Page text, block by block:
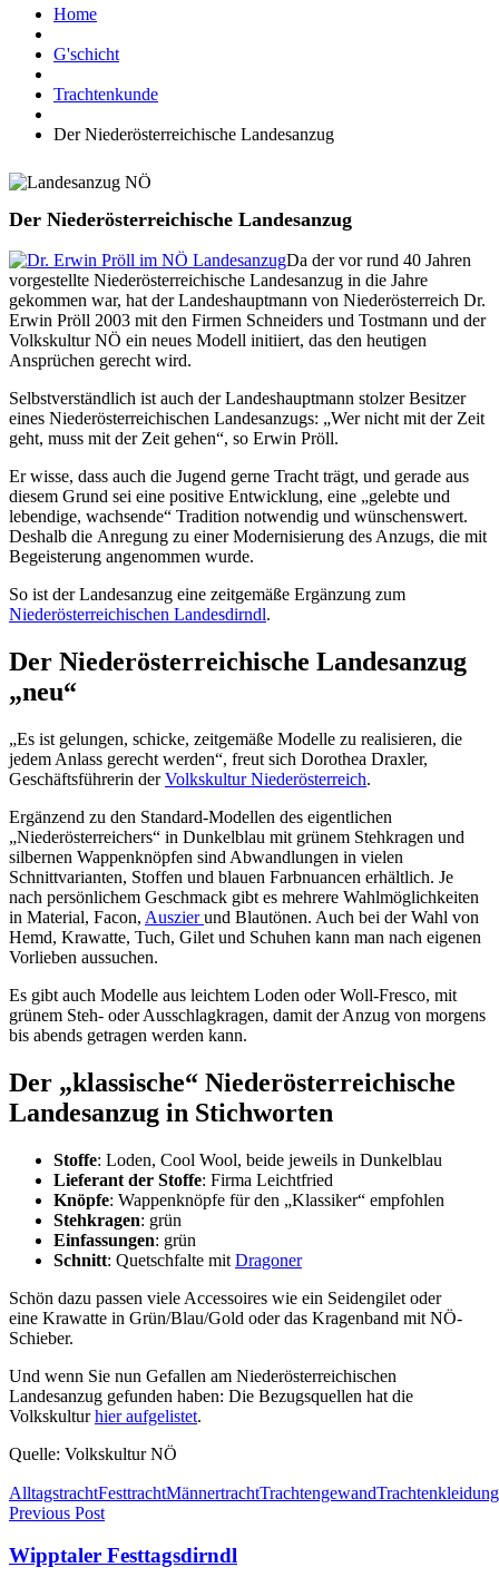
Home
G'schicht
Trachtenkunde
Der Niederösterreichische Landesanzug
Der Niederösterreichische Landesanzug
Da der vor rund 40 Jahren
vorgestellte Niederösterreichische Landesanzug in die Jahre
gekommen war, hat der Landeshauptmann von Niederösterreich Dr.
Erwin Pröll 2003 mit den Firmen Schneiders und Tostmann und der
Volkskultur NÖ ein neues Modell initiiert, das den heutigen
Ansprüchen gerecht wird.
Selbstverständlich ist auch der Landeshauptmann stolzer Besitzer
eines Niederösterreichischen Landesanzugs: „Wer nicht mit der Zeit
geht, muss mit der Zeit gehen“, so Erwin Pröll.
Er wisse, dass auch die Jugend gerne Tracht trägt, und gerade aus
diesem Grund sei eine positive Entwicklung, eine „gelebte und
lebendige, wachsende“ Tradition notwendig und wünschenswert.
Deshalb die Anregung zu einer Modernisierung des Anzugs, die mit
Begeisterung angenommen wurde.
So ist der Landesanzug eine zeitgemäße Ergänzung zum
Niederösterreichischen Landesdirndl.
Der Niederösterreichische Landesanzug
„neu“
„Es ist gelungen, schicke, zeitgemäße Modelle zu realisieren, die
jedem Anlass gerecht werden“, freut sich Dorothea Draxler,
Geschäftsführerin derVolkskultur Niederösterreich.
Ergänzend zu den Standard-Modellen des eigentlichen
„Niederösterreichers“ in Dunkelblau mit grünem Stehkragen und
silbernen Wappenknöpfen sind Abwandlungen in vielen
Schnittvarianten, Stoffen und blauen Farbnuancen erhältlich. Je
nach persönlichem Geschmack gibt es mehrere Wahlmöglichkeiten
in Material, Facon, Auszierund Blautönen. Auch bei der Wahl von
Hemd, Krawatte, Tuch, Gilet und Schuhen kann man nach eigenen
Vorlieben aussuchen.
Es gibt auch Modelle aus leichtem Loden oder Woll-Fresco, mit
grünem Steh- oder Ausschlagkragen, damit der Anzug von morgens
bis abends getragen werden kann.
Der „klassische“ Niederösterreichische
Landesanzug in Stichworten
Stoffe: Loden, Cool Wool, beide jeweils in Dunkelblau
Lieferant der Stoffe: Firma Leichtfried
Knöpfe: Wappenknöpfe für den „Klassiker“ empfohlen
Stehkragen: grün
Einfassungen: grün
Schnitt: Quetschfalte mit Dragoner
Schön dazu passen viele Accessoires wie ein Seidengilet oder
eine Krawatte in Grün/Blau/Gold oder das Kragenband mit NÖ-
Schieber.
Und wenn Sie nun Gefallen am Niederösterreichischen
Landesanzug gefunden haben: Die Bezugsquellen hat die
Volkskulturhier aufgelistet.
Quelle: Volkskultur NÖ
AlltagstrachtFesttrachtMännertrachtTrachtengewandTrachtenkleidung
Previous Post
Wipptaler Festtagsdirndl